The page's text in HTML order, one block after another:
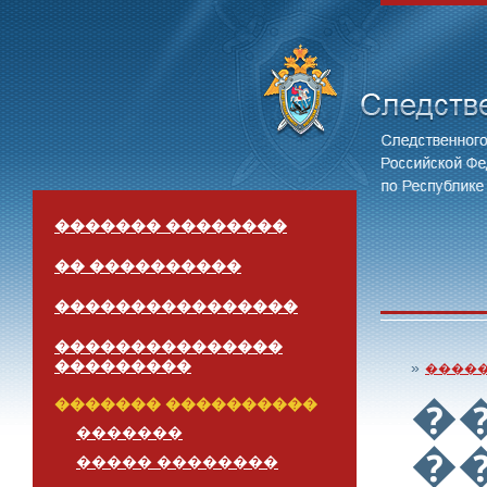
������� ��������
�� ����������
����������������
���������������
���������
������� ����������
�������
����� ��������
»